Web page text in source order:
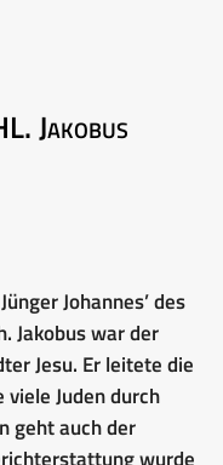
Jakobus
Johannes’ des
Jakobus war der
Jesu. Er leitete die
Juden durch
geht auch der